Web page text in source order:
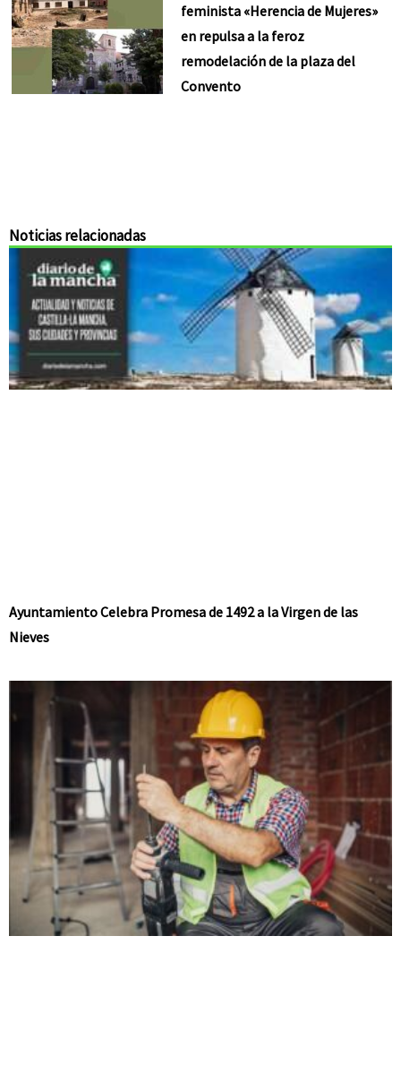
feminista «Herencia de Mujeres»
en repulsa a la feroz
remodelación de la plaza del
Convento
Noticias relacionadas
Ayuntamiento Celebra Promesa de 1492 a la Virgen de las
Nieves